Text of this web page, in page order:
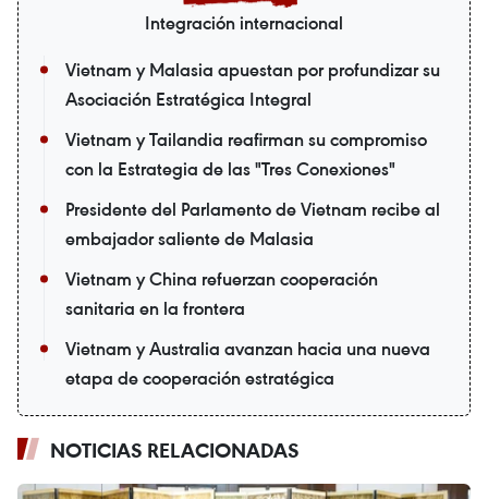
Integración internacional
Vietnam y Malasia apuestan por profundizar su
Asociación Estratégica Integral
Vietnam y Tailandia reafirman su compromiso
con la Estrategia de las "Tres Conexiones"
Presidente del Parlamento de Vietnam recibe al
embajador saliente de Malasia
Vietnam y China refuerzan cooperación
sanitaria en la frontera
Vietnam y Australia avanzan hacia una nueva
etapa de cooperación estratégica
NOTICIAS RELACIONADAS